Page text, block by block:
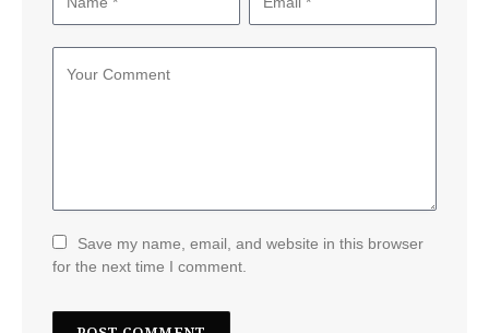
Save my name, email, and website in this browser
for the next time I comment.